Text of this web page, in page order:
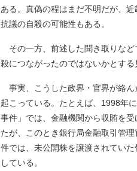
ある。真偽の程はまだ不明だが、
抗議の自殺の可能性もある。
その一方、前述した聞き取りなど
殺につながったのではないかとする
事実、こうした政界・官界が絡ん
起こっている。たとえば、1998年
事件」では、金融機関から収賄を
たが、このとき銀行局金融取引管
件では、未公開株を譲渡されてい
している。